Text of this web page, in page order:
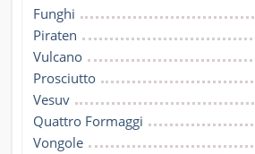
Funghi
Piraten
Vulcano
Prosciutto
Vesuv
Quattro Formaggi
Vongole